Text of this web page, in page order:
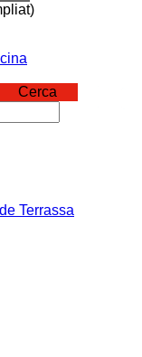
Cerca
Terrassa